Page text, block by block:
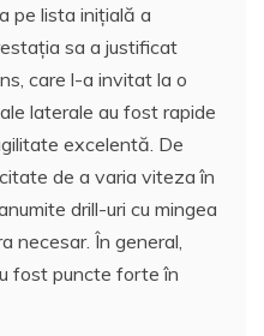
pe lista inițială a
sa a justificat
care l-a invitat la o
laterale au fost rapide
excelentă. De
de a varia viteza în
drill-uri cu mingea
necesar. În general,
fost puncte forte în